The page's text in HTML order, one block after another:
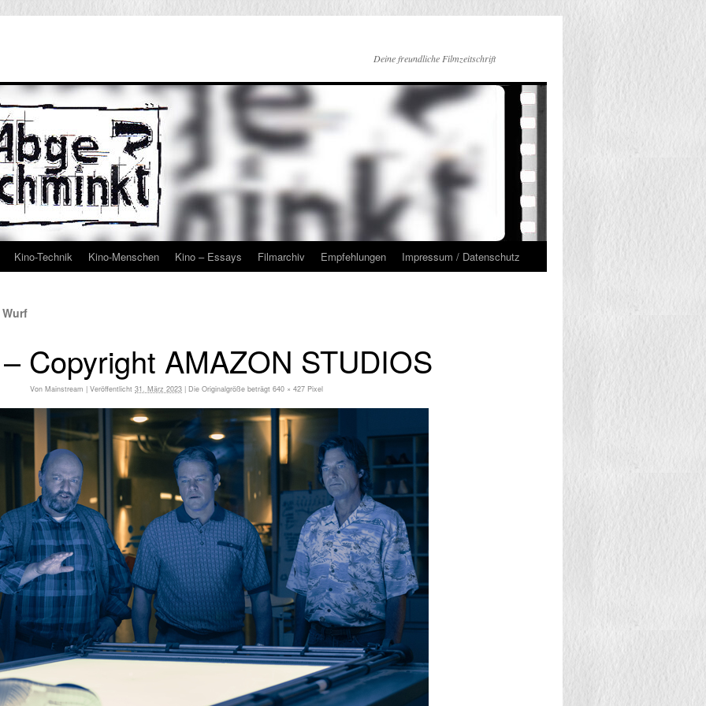
Deine freundliche Filmzeitschrift
Kino-Technik Kino-Menschen Kino – Essays Filmarchiv Empfehlungen Impressum / Datenschutz
Copyright AMAZON STUDIOS
Von Mainstream | Veröffentlicht 31. März 2023 | Die Originalgröße beträgt 640 × 427 Pixel